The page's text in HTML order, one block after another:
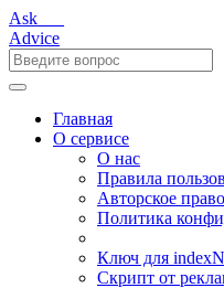
Ask___
Advice
Главная
О сервисе
О нас
Правила
Авторское право
Политика
Ключ для
Скрипт от